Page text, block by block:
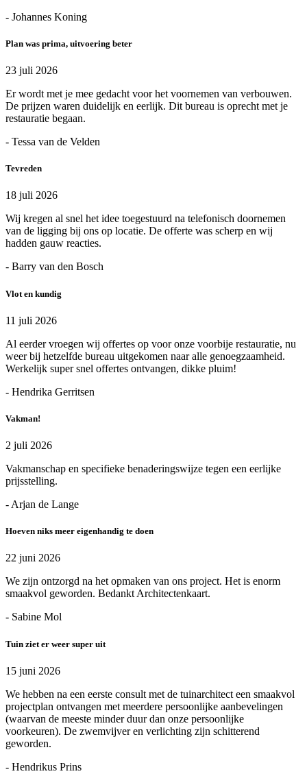
- Johannes Koning
Plan was prima, uitvoering beter
23 juli 2026
Er wordt met je mee gedacht voor het voornemen van verbouwen.
De prijzen waren duidelijk en eerlijk. Dit bureau is oprecht met je
restauratie begaan.
- Tessa van de Velden
Tevreden
18 juli 2026
Wij kregen al snel het idee toegestuurd na telefonisch doornemen
van de ligging bij ons op locatie. De offerte was scherp en wij
hadden gauw reacties.
- Barry van den Bosch
Vlot en kundig
11 juli 2026
Al eerder vroegen wij offertes op voor onze voorbije restauratie, nu
weer bij hetzelfde bureau uitgekomen naar alle genoegzaamheid.
Werkelijk super snel offertes ontvangen, dikke pluim!
- Hendrika Gerritsen
Vakman!
2 juli 2026
Vakmanschap en specifieke benaderingswijze tegen een eerlijke
prijsstelling.
- Arjan de Lange
Hoeven niks meer eigenhandig te doen
22 juni 2026
We zijn ontzorgd na het opmaken van ons project. Het is enorm
smaakvol geworden. Bedankt Architectenkaart.
- Sabine Mol
Tuin ziet er weer super uit
15 juni 2026
We hebben na een eerste consult met de tuinarchitect een smaakvol
projectplan ontvangen met meerdere persoonlijke aanbevelingen
(waarvan de meeste minder duur dan onze persoonlijke
voorkeuren). De zwemvijver en verlichting zijn schitterend
geworden.
- Hendrikus Prins